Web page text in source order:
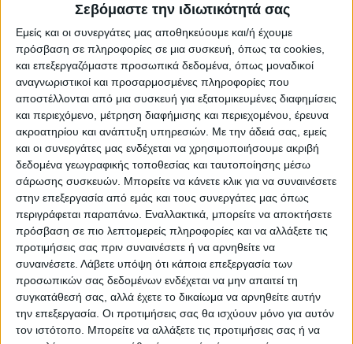
Σεβόμαστε την ιδιωτικότητά σας
Εμείς και οι συνεργάτες μας αποθηκεύουμε και/ή έχουμε
πρόσβαση σε πληροφορίες σε μια συσκευή, όπως τα cookies,
και επεξεργαζόμαστε προσωπικά δεδομένα, όπως μοναδικοί
αναγνωριστικοί και προσαρμοσμένες πληροφορίες που
αποστέλλονται από μια συσκευή για εξατομικευμένες διαφημίσεις
και περιεχόμενο, μέτρηση διαφήμισης και περιεχομένου, έρευνα
ακροατηρίου και ανάπτυξη υπηρεσιών. Με την άδειά σας, εμείς
και οι συνεργάτες μας ενδέχεται να χρησιμοποιήσουμε ακριβή
δεδομένα γεωγραφικής τοποθεσίας και ταυτοποίησης μέσω
σάρωσης συσκευών. Μπορείτε να κάνετε κλικ για να συναινέσετε
στην επεξεργασία από εμάς και τους συνεργάτες μας όπως
περιγράφεται παραπάνω. Εναλλακτικά, μπορείτε να αποκτήσετε
πρόσβαση σε πιο λεπτομερείς πληροφορίες και να αλλάξετε τις
προτιμήσεις σας πριν συναινέσετε ή να αρνηθείτε να
συναινέσετε. Λάβετε υπόψη ότι κάποια επεξεργασία των
προσωπικών σας δεδομένων ενδέχεται να μην απαιτεί τη
συγκατάθεσή σας, αλλά έχετε το δικαίωμα να αρνηθείτε αυτήν
την επεξεργασία. Οι προτιμήσεις σας θα ισχύουν μόνο για αυτόν
τον ιστότοπο. Μπορείτε να αλλάξετε τις προτιμήσεις σας ή να
Έτσι, συνέχισε, τα προβλήματα
περιορίστηκαν σε λίγες εκτάσεις και
συγκεκριμένα στα καταληκτικά σημεία σε
Ιτέα και Καλυβάκια. Πρόσθεσε ότι η ζημιά
στην παραγωγή εκτιμάται περίπου στο 2%
των εκτάσεων του Δήμου Παλαμά, με τους
αγρότες να λαμβάνουν μειωμένη παραγωγή.
Σε ότι αφορά τη νέα αρδευτική περίοδο, ο κ.
Δασκαλόπουλος επισήμανε ότι ο Δήμος
προγραμματίζει ενέργειες για νέο
αντλιοστάσιο στην περιοχή Βαζούρια και
στις γεωτρήσεις στην περιοχή της Ιτέας.
Τελευταίες Ειδήσεις Σήμερα